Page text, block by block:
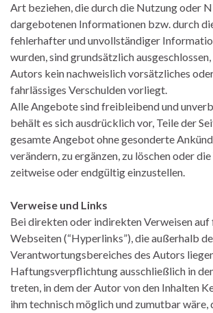
Art beziehen, die durch die Nutzung oder
dargebotenen Informationen bzw. durch
fehlerhafter und unvollständiger
wurden, sind grundsätzlich
Autors kein nachweislich vorsätzliches
fahrlässiges Verschulden vorliegt.
Alle Angebote sind freibleibend und
behält es sich ausdrücklich vor, Teile der
gesamte Angebot ohne gesonderte
verändern, zu ergänzen, zu löschen oder
zeitweise oder endgültig einzustellen.
Verweise und Links
Bei direkten oder indirekten Verweisen auf
Webseiten (“Hyperlinks”), die außerhalb
Verantwortungsbereiches des Autors
Haftungsverpflichtung ausschließlich in
treten, in dem der Autor von den Inhalten
ihm technisch möglich und zumutbar wäre,